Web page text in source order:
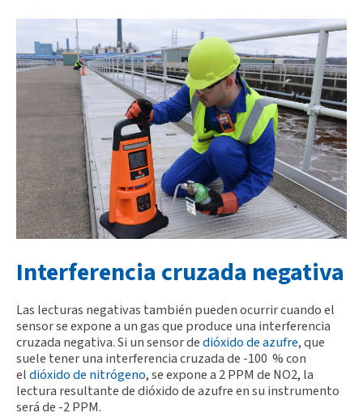
Interferencia cruzada negativa
Las lecturas negativas también pueden ocurrir cuando el
sensor se expone a un gas que produce una interferencia
cruzada negativa. Si un sensor dedióxido de azufre, que
suele tener una interferencia cruzada de -100 % con
eldióxido de nitrógeno, se expone a 2 PPM de NO2, la
lectura resultante de dióxido de azufre en su instrumento
será de -2 PPM.